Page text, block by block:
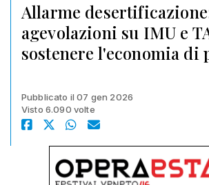
Allarme
agevolazioni su IMU e
sostenere l'economia di
Pubblicato il 07 gen 2026
Visto 6.090 volte